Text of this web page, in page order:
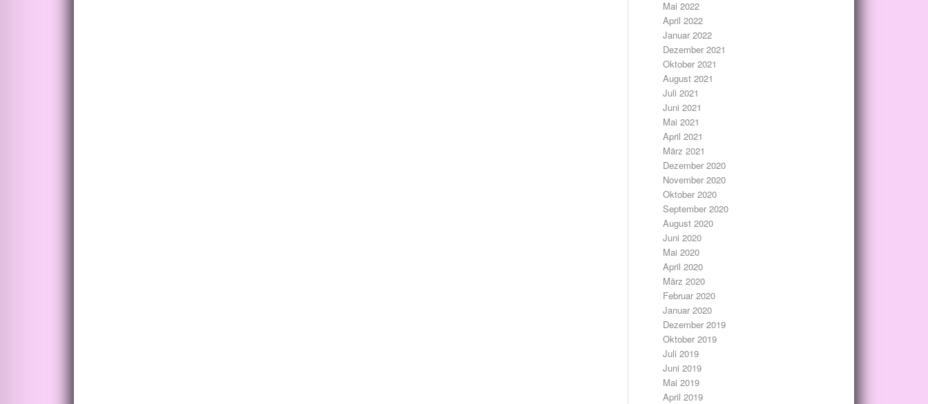
Mai 2022
April 2022
Januar 2022
Dezember 2021
Oktober 2021
August 2021
Juli 2021
Juni 2021
Mai 2021
April 2021
März 2021
Dezember 2020
November 2020
Oktober 2020
September 2020
August 2020
Juni 2020
Mai 2020
April 2020
März 2020
Februar 2020
Januar 2020
Dezember 2019
Oktober 2019
Juli 2019
Juni 2019
Mai 2019
April 2019